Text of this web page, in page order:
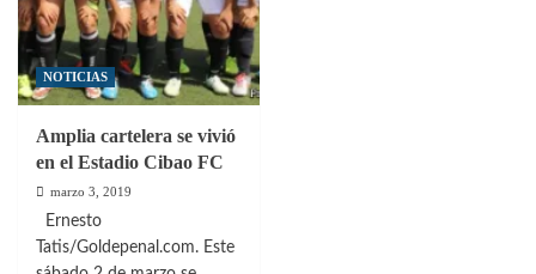
NOTICIAS
Amplia cartelera se vivió
en el Estadio Cibao FC
marzo 3, 2019
Ernesto
Tatis/Goldepenal.com. Este